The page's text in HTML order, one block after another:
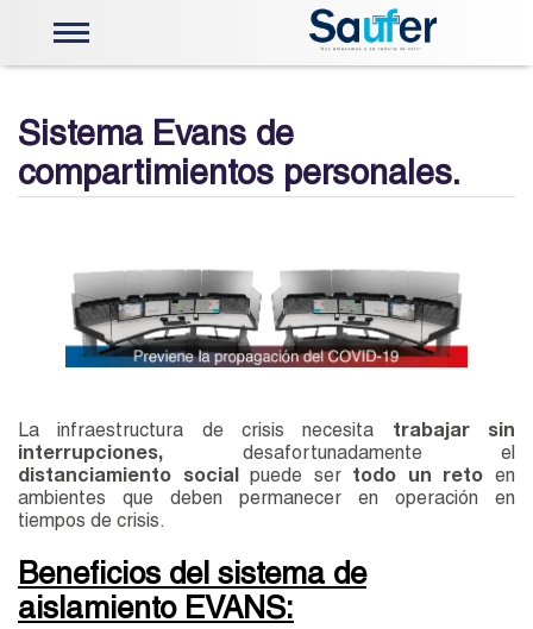
Telemetria e Instrumentación
Válvulas y Actuadores
Actuadores Limitorque
Capacitación Limitorque
Centros de Control
Stock
Nosotros
PQRS
Sistema Evans de
compartimientos personales.
La infraestructura de crisis necesita trabajar sin
interrupciones, desafortunadamente el
distanciamiento socialpuede ser todo un retoen
ambientes que deben permanecer en operación en
tiempos de crisis.
Beneficios del sistema de
aislamiento EVANS: